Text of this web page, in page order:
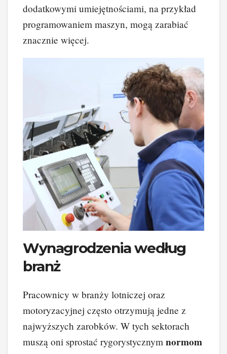
dodatkowymi umiejętnościami, na przykład
programowaniem maszyn, mogą zarabiać
znacznie więcej.
Wynagrodzenia według
branż
Pracownicy w branży lotniczej oraz
motoryzacyjnej często otrzymują jedne z
najwyższych zarobków. W tych sektorach
muszą oni sprostać rygorystycznym normom